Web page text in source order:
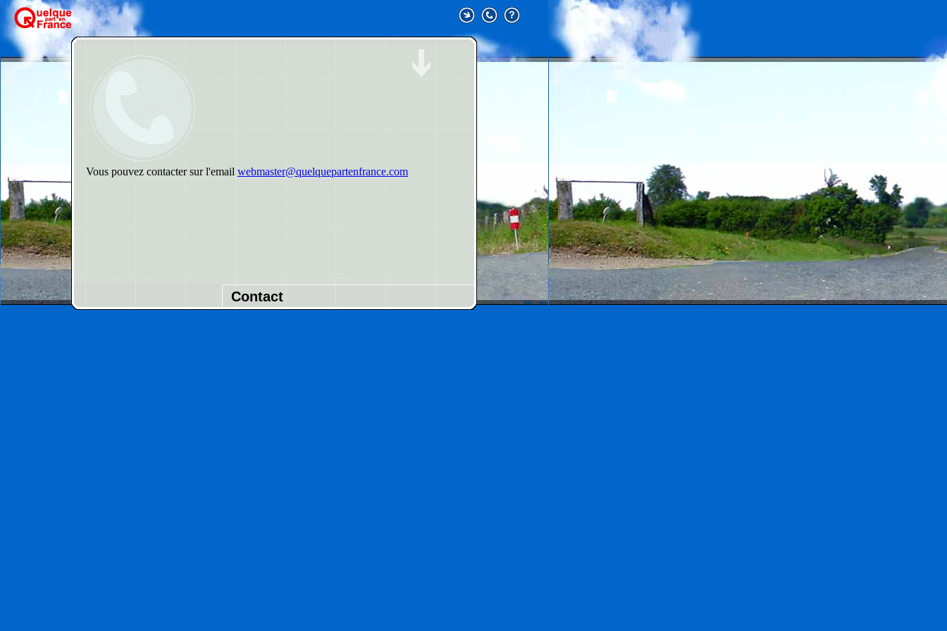
Vous pouvez contacter sur l'emailwebmaster@quelquepartenfrance.com
Contact